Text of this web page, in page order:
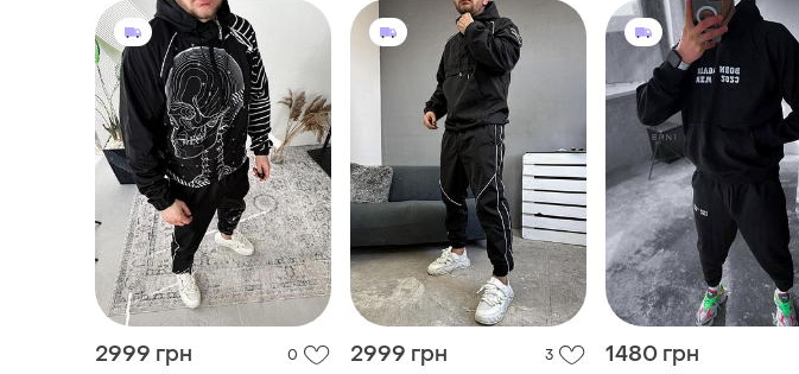
2999 грн 0 2999 грн 3 1480 грн